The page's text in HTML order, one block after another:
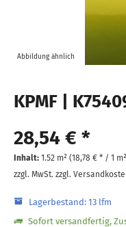
Abbildung ähnlich
KPMF |
28,54 € *
Inhalt: 1.52 m² (18,78 € * / 1
zzgl. MwSt. zzgl.
Lagerbestand: 13 lfm
Sofort versandfertig,